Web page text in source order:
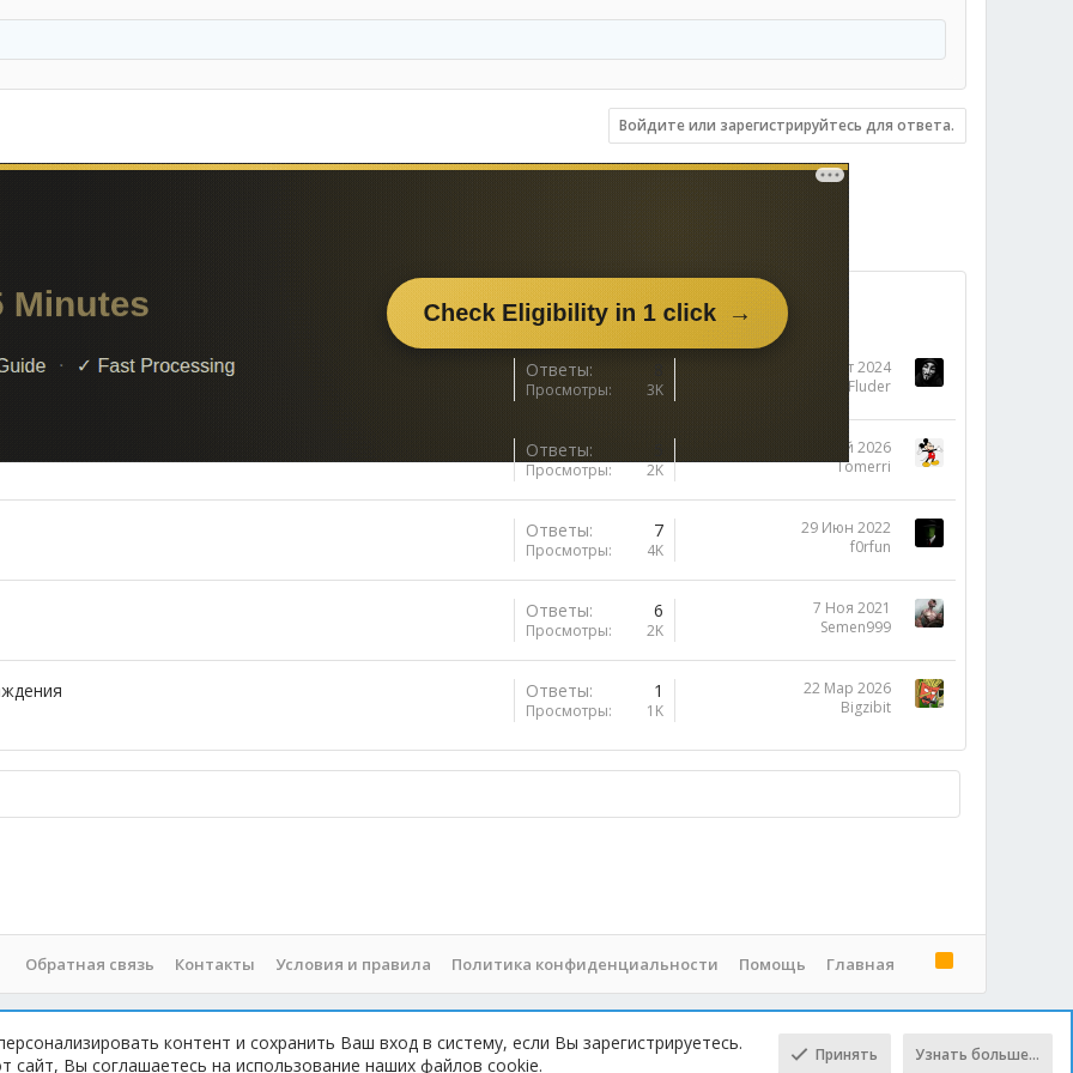
Войдите или зарегистрируйтесь для ответа.
Ответы
Просмотры 3K
15 Окт 2024
LostFluder
Ответы
Просмотры 2K
24 Май 2026
Tomerri
Ответы 7
Просмотры 4K
29 Июн 2022
f0rfun
Ответы 6
Просмотры 2K
7 Ноя 2021
Semen999
Ответы 1
Просмотры 1K
22 Мар 2026
Bigzibit
Обратная связь Контакты Условия и правила Политика конфиденциальности Помощь Главная
R
S
копировании материала с сайта, обратная ссылка обязательна!
контент и сохранить Ваш вход в систему, если Вы зарегистрируетесь.
сайт, Вы соглашаетесь на использование наших файлов cookie.
Принять Узнать больше…